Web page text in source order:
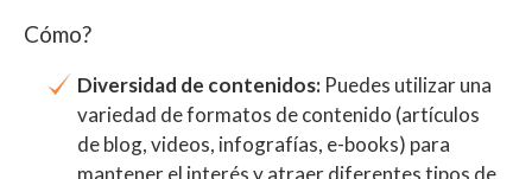
Cómo?
Diversidad de contenidos: Puedes utilizar una
variedad de formatos de contenido (artículos
de blog, videos, infografías, e-books) para
mantener el interés y atraer diferentes tipos de